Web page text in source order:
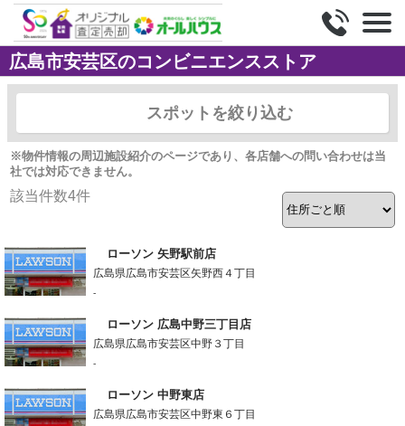
広島市安芸区のコンビニエンスストア
スポットを絞り込む
※物件情報の周辺施設紹介のページであり、各店舗への問い合わせは当
社では対応できません。
該当件数4件
ローソン 矢野駅前店
広島県広島市安芸区矢野西４丁目
-
ローソン 広島中野三丁目店
広島県広島市安芸区中野３丁目
-
ローソン 中野東店
広島県広島市安芸区中野東６丁目